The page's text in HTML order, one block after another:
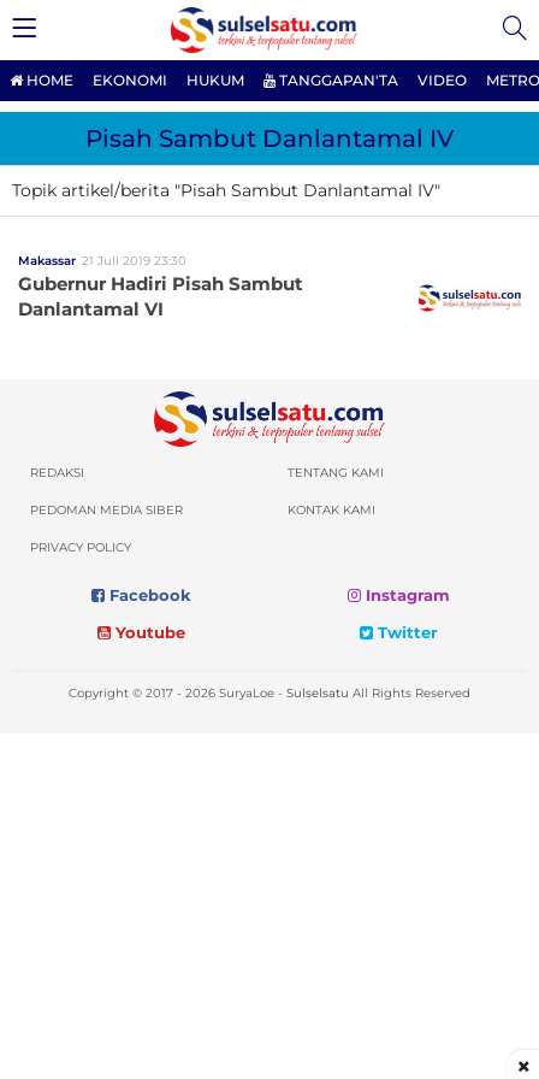
HOME EKONOMI HUKUM TANGGAPAN'TA VIDEO
Pisah Sambut Danlantamal IV
Topik artikel/berita "Pisah Sambut Danlantamal IV"
Makassar 21 Juli 2019 23:30
Gubernur Hadiri Pisah Sambut
Danlantamal VI
REDAKSI TENTANG KAMI
PEDOMAN MEDIA SIBER KONTAK KAMI
PRIVACY POLICY
Facebook
Instagram
Youtube
Twitter
Copyright © 2017 - 2026 SuryaLoe - Sulselsatu All Rights Reserved
×